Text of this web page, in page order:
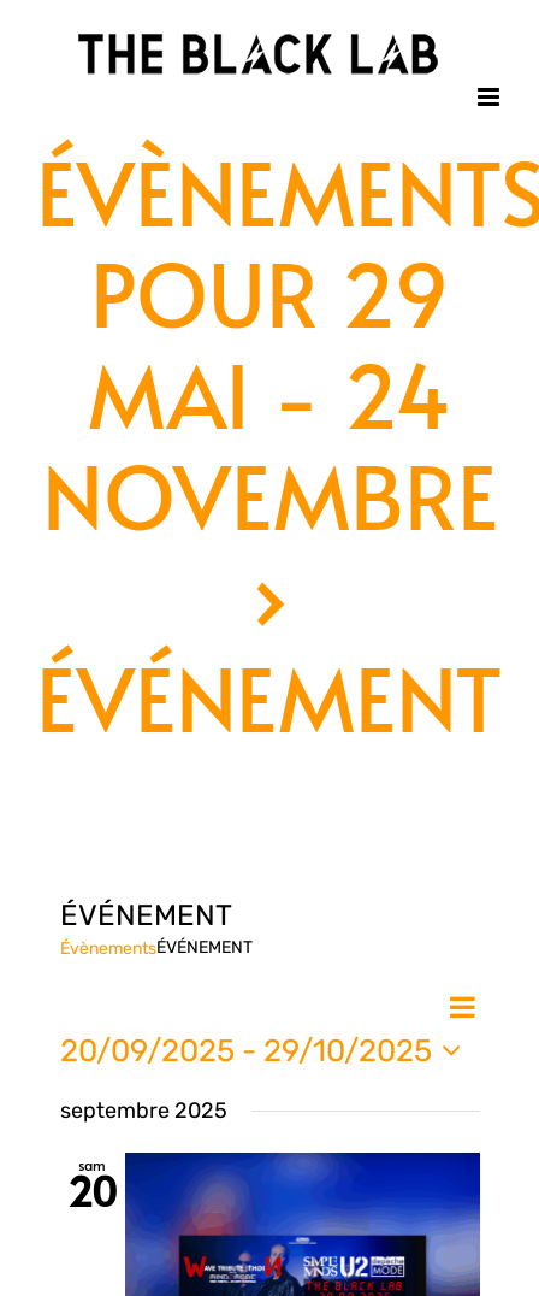
POUR 29
MAI - 24
NOVEMBRE
›
ÉVÉNEMENT
ÉVÉNEMENT
ÉvènementsÉVÉNEMENT
de
Liste
20/09/2025 - 29/10/2025
une
date.
septembre 2025
sam
20